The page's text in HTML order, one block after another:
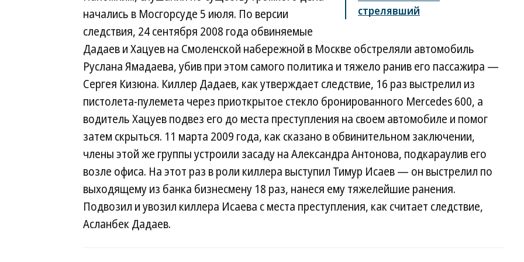
стрелявший
начались в Мосгорсуде 5 июля. По версии
следствия, 24 сентября 2008 года обвиняемые
Дадаев и Хацуев на Смоленской набережной в Москве обстреляли автомобиль
Руслана Ямадаева, убив при этом самого политика и тяжело ранив его пассажира —
Сергея Кизюна. Киллер Дадаев, как утверждает следствие, 16 раз выстрелил из
пистолета-пулемета через приоткрытое стекло бронированного Mercedes 600, а
водитель Хацуев подвез его до места преступления на своем автомобиле и помог
затем скрыться. 11 марта 2009 года, как сказано в обвинительном заключении,
члены этой же группы устроили засаду на Александра Антонова, подкараулив его
возле офиса. На этот раз в роли киллера выступил Тимур Исаев — он выстрелил по
выходящему из банка бизнесмену 18 раз, нанеся ему тяжелейшие ранения.
Подвозил и увозил киллера Исаева с места преступления, как считает следствие,
Асланбек Дадаев.